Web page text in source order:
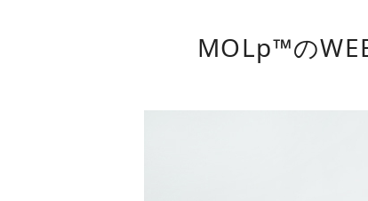
MOLp™の